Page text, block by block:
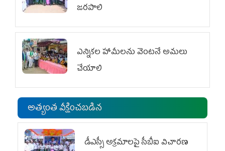
జరపాలి
ఎన్నికల హామీలను వెంటనే అమలు
చేయాలి
అత్యంత వీక్షించబడిన
డీఎస్సీ అక్రమాలపై సీబీఐ విచారణ